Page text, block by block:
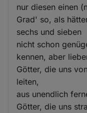
nur diesen einen
Grad' so, als
sechs und sieben
nicht schon
kennen, aber
Götter, die uns
leiten,
aus unendlich
Götter, die uns